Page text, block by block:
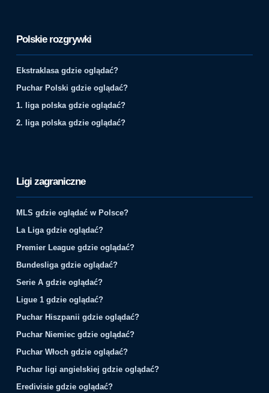
Polskie rozgrywki
Ekstraklasa gdzie oglądać?
Puchar Polski gdzie oglądać?
1. liga polska gdzie oglądać?
2. liga polska gdzie oglądać?
Ligi zagraniczne
MLS gdzie oglądać w Polsce?
La Liga gdzie oglądać?
Premier League gdzie oglądać?
Bundesliga gdzie oglądać?
Serie A gdzie oglądać?
Ligue 1 gdzie oglądać?
Puchar Hiszpanii gdzie oglądać?
Puchar Niemiec gdzie oglądać?
Puchar Włoch gdzie oglądać?
Puchar ligi angielskiej gdzie oglądać?
Eredivisie gdzie oglądać?